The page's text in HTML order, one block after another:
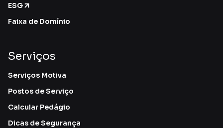
ESG
Faixa de Domínio
Serviços
Serviços Motiva
Postos de Serviço
Calcular Pedágio
Dicas de Segurança